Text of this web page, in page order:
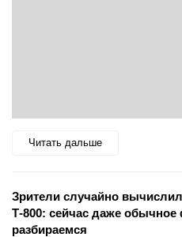
Читать дальше
Зрители случайно
Т-800: сейчас даже
разбираемся